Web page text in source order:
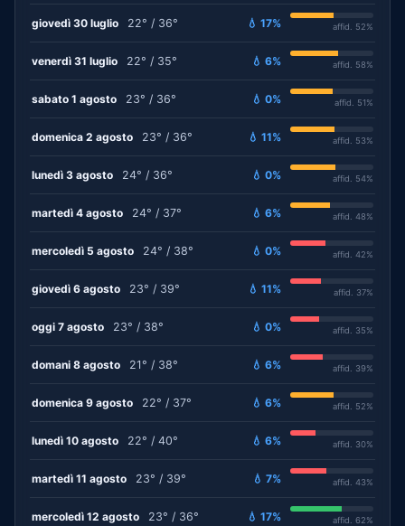
giovedì 30 luglio 22° / 36° 💧 17% affid. 52%
venerdì 31 luglio 22° / 35° 💧 6% affid. 58%
sabato 1 agosto 23° / 36° 💧 0% affid. 51%
domenica 2 agosto 23° / 36° 💧 11% affid. 53%
lunedì 3 agosto 24° / 36° 💧 0% affid. 54%
martedì 4 agosto 24° / 37° 💧 6% affid. 48%
mercoledì 5 agosto 24° / 38° 💧 0% affid. 42%
giovedì 6 agosto 23° / 39° 💧 11% affid. 37%
oggi 7 agosto 23° / 38° 💧 0% affid. 35%
domani 8 agosto 21° / 38° 💧 6% affid. 39%
domenica 9 agosto 22° / 37° 💧 6% affid. 52%
lunedì 10 agosto 22° / 40° 💧 6% affid. 30%
martedì 11 agosto 23° / 39° 💧 7% affid. 43%
mercoledì 12 agosto 23° / 36° 💧 17% affid. 62%